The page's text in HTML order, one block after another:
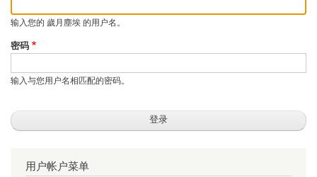
输入您的 歲月塵埃 的用户名。
密码
输入与您用户名相匹配的密码。
用户帐户菜单